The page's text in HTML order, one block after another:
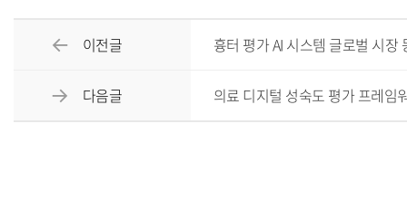
이전글 흉터 평가 AI 시스템 글로벌 시장
다음글 의료 디지털 성숙도 평가 프레임